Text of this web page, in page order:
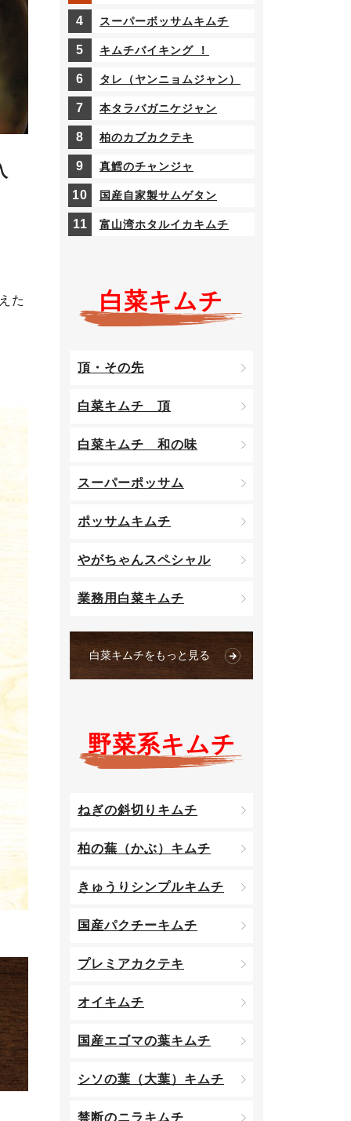
た
スーパーボッサムキムチ
キムチバイキング ！
タレ（ヤンニョムジャン）
本タラバガニケジャン
柏のカブカクテキ
真鱈のチャンジャ
国産自家製サムゲタン
富山湾ホタルイカキムチ
白菜キムチ
頂・その先
白菜キムチ 頂
白菜キムチ 和の味
スーパーポッサム
ポッサムキムチ
やがちゃんスペシャル
業務用白菜キムチ
白菜キムチをもっと見る
野菜系キムチ
ねぎの斜切りキムチ
柏の蕪（かぶ）キムチ
きゅうりシンプルキムチ
国産パクチーキムチ
プレミアカクテキ
オイキムチ
国産エゴマの葉キムチ
シソの葉（大葉）キムチ
禁断のニラキムチ